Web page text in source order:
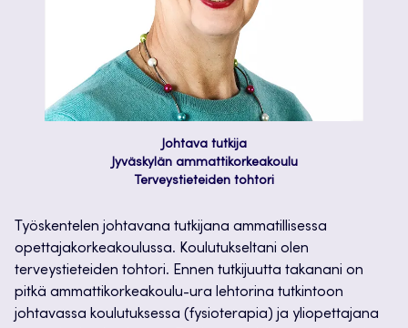
Johtava tutkija
Jyväskylän ammattikorkeakoulu
Terveystieteiden tohtori
Työskentelen johtavana tutkijana ammatillisessa
opettajakorkeakoulussa. Koulutukseltani olen
terveystieteiden tohtori. Ennen tutkijuutta takanani on
pitkä ammattikorkeakoulu-ura lehtorina tutkintoon
johtavassa koulutuksessa (fysioterapia) ja yliopettajana